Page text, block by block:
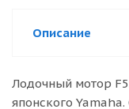
Описание
Лодочный мотор
японского